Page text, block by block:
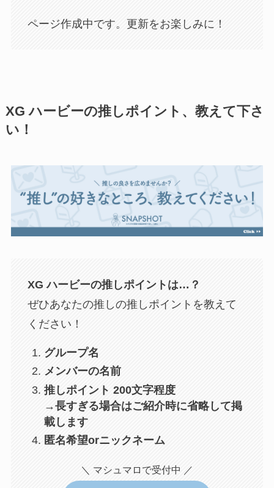
ページ作成中です。更新をお楽しみに！
XG ハービーの推しポイント、教えて下さ
い！
XG ハービーの推しポイントは…？
ぜひあなたの推しの推しポイントを教えて
ください！
グループ名
メンバーの名前
推しポイント 200文字程度
→長すぎる場合はご紹介時に省略して掲
載します
匿名希望orニックネーム
＼ マシュマロで受付中 ／